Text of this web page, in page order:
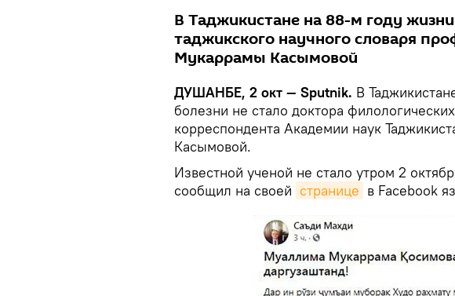
В Таджикистане на 88-м году
таджикского научного словаря
Мукаррамы Касымовой
ДУШАНБЕ, 2 окт — Sputnik. В
болезни не стало доктора
корреспондента Академии наук
Касымовой.
Известной ученой не стало утром 2
сообщил на своей странице в Facebook